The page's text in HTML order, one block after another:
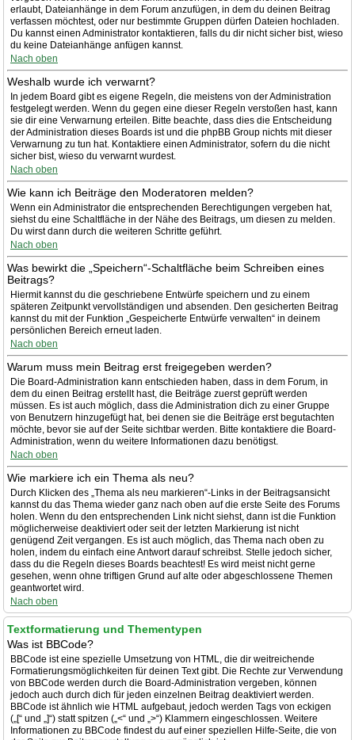
erlaubt, Dateianhänge in dem Forum anzufügen, in dem du deinen Beitrag
verfassen möchtest, oder nur bestimmte Gruppen dürfen Dateien hochladen.
Du kannst einen Administrator kontaktieren, falls du dir nicht sicher bist, wieso
du keine Dateianhänge anfügen kannst.
Nach oben
Weshalb wurde ich verwarnt?
In jedem Board gibt es eigene Regeln, die meistens von der Administration
festgelegt werden. Wenn du gegen eine dieser Regeln verstoßen hast, kann
sie dir eine Verwarnung erteilen. Bitte beachte, dass dies die Entscheidung
der Administration dieses Boards ist und die phpBB Group nichts mit dieser
Verwarnung zu tun hat. Kontaktiere einen Administrator, sofern du die nicht
sicher bist, wieso du verwarnt wurdest.
Nach oben
Wie kann ich Beiträge den Moderatoren melden?
Wenn ein Administrator die entsprechenden Berechtigungen vergeben hat,
siehst du eine Schaltfläche in der Nähe des Beitrags, um diesen zu melden.
Du wirst dann durch die weiteren Schritte geführt.
Nach oben
Was bewirkt die „Speichern“-Schaltfläche beim Schreiben eines
Beitrags?
Hiermit kannst du die geschriebene Entwürfe speichern und zu einem
späteren Zeitpunkt vervollständigen und absenden. Den gesicherten Beitrag
kannst du mit der Funktion „Gespeicherte Entwürfe verwalten“ in deinem
persönlichen Bereich erneut laden.
Nach oben
Warum muss mein Beitrag erst freigegeben werden?
Die Board-Administration kann entschieden haben, dass in dem Forum, in
dem du einen Beitrag erstellt hast, die Beiträge zuerst geprüft werden
müssen. Es ist auch möglich, dass die Administration dich zu einer Gruppe
von Benutzern hinzugefügt hat, bei denen sie die Beiträge erst begutachten
möchte, bevor sie auf der Seite sichtbar werden. Bitte kontaktiere die Board-
Administration, wenn du weitere Informationen dazu benötigst.
Nach oben
Wie markiere ich ein Thema als neu?
Durch Klicken des „Thema als neu markieren“-Links in der Beitragsansicht
kannst du das Thema wieder ganz nach oben auf die erste Seite des Forums
holen. Wenn du den entsprechenden Link nicht siehst, dann ist die Funktion
möglicherweise deaktiviert oder seit der letzten Markierung ist nicht
genügend Zeit vergangen. Es ist auch möglich, das Thema nach oben zu
holen, indem du einfach eine Antwort darauf schreibst. Stelle jedoch sicher,
dass du die Regeln dieses Boards beachtest! Es wird meist nicht gerne
gesehen, wenn ohne triftigen Grund auf alte oder abgeschlossene Themen
geantwortet wird.
Nach oben
Textformatierung und Thementypen
Was ist BBCode?
BBCode ist eine spezielle Umsetzung von HTML, die dir weitreichende
Formatierungsmöglichkeiten für deinen Text gibt. Die Rechte zur Verwendung
von BBCode werden durch die Board-Administration vergeben, können
jedoch auch durch dich für jeden einzelnen Beitrag deaktiviert werden.
BBCode ist ähnlich wie HTML aufgebaut, jedoch werden Tags von eckigen
(„[“ und „]“) statt spitzen („<“ und „>“) Klammern eingeschlossen. Weitere
Informationen zu BBCode findest du auf einer speziellen Hilfe-Seite, die von